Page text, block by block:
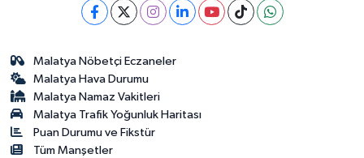
Malatya Nöbetçi Eczaneler
Malatya Hava Durumu
Malatya Namaz Vakitleri
Malatya Trafik Yoğunluk Haritası
Puan Durumu ve Fikstür
Tüm Manşetler